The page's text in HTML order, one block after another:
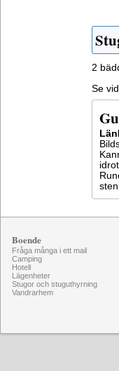
2
Se
Boende
Fråga många i ett mail
Camping
Hotell
Lägenheter
Stugor och stuguthyrning
Vandrarhem